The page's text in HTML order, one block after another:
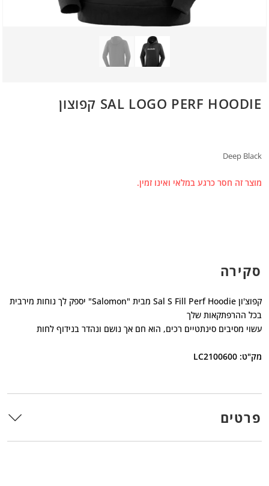
SAL LOGO PERF HOODIE קפוצון
Deep Black
מוצר זה חסר כרגע במלאי ואינו זמין.
סקירה
קפוצ'ון Sal S Fill Perf Hoodie מבית "Salomon" יספק לך נוחות מירבית
בכל ההרפתקאות שלך
עשוי מסיבים סינתטיים רכים, הוא חם אך נושם ונהדר בנידוף לחות
מק"ט: LC2100600
פרטים